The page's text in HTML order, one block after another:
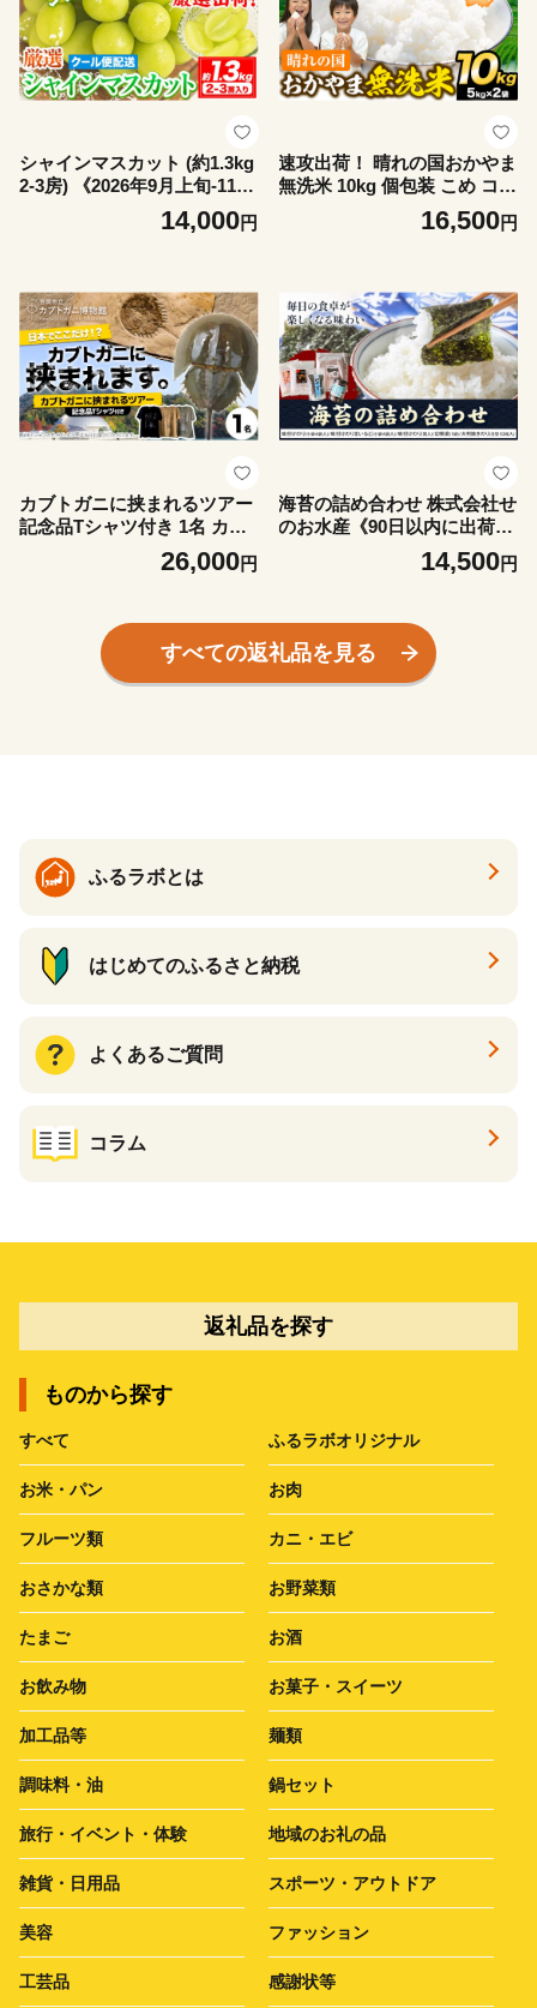
シャインマスカット (約1.3kg
2-3房) 《2026年9月上旬-11月
中旬頃出荷》ぶどう ブドウ
葡萄 マスカット 果物 フルー
14,000円
速攻出荷！ 晴れの国おかやま
無洗米 10kg 個包装 こめ コメ
岡山 岡山県産 《7-14営業日
出荷(土日祝除く)》 お米 ライ
ド米 st-p fs
16,500円
カブトガニに挟まれるツアー
記念品Tシャツ付き 1名 カブ
トガニ博物館《寄附お申し込
み約1週間後にご連絡差し上
ケット ツアー 送料無料
26,000円
海苔の詰め合わせ 株式会社せ
のお水産《90日以内に出荷予
定(土日祝除く)》岡山県 笠岡
市 送料無料 海苔 瀬戸内海 味
14,500円
すべての返礼品を見る
ふるラボとは
はじめてのふるさと納税
よくあるご質問
コラム
返礼品を探す
ものから探す
すべて ふるラボオリジナル
お米・パン お肉
フルーツ類 カニ・エビ
おさかな類 お野菜類
たまご お酒
お飲み物 お菓子・スイーツ
加工品等 麺類
調味料・油 鍋セット
旅行・イベント・体験 地域のお礼の品
雑貨・日用品 スポーツ・アウトドア
美容 ファッション
工芸品 感謝状等